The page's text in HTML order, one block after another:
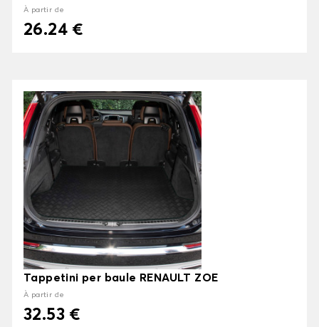
À partir de
26.24 €
Tappetini per baule RENAULT ZOE
À partir de
32.53 €